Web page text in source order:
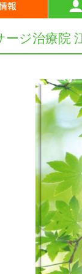
ージ治療院